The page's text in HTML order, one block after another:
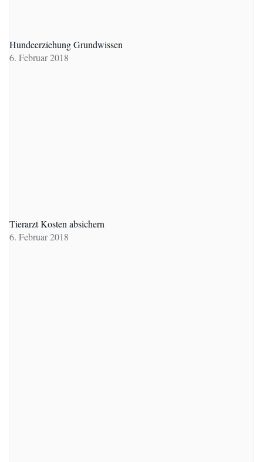
Hundeerziehung Grundwissen
6. Februar 2018
Tierarzt Kosten absichern
6. Februar 2018